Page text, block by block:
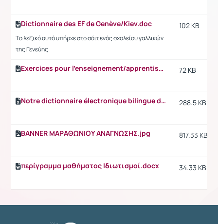
Dictionnaire des EF de Genève/Kiev.doc
Tο λεξικό αυτό υπήρχε στo σάιτ ενός σχολείου γαλλικών
της Γενεύης
102 KB
Exercices pour l'enseignement/apprentissage des EF par P. Roumelioti (Master2).doc 72 KB
Notre dictionnaire électronique bilingue des EF (FR_GR).xls 288.5 KB
ΒΑΝΝΕR ΜΑΡΑΘΩΝΙΟΥ ΑΝΑΓΝΩΣΗΣ.jpg 817.33 KB
περίγραμμα μαθήματος Ιδιωτισμοί.docx 34.33 KB